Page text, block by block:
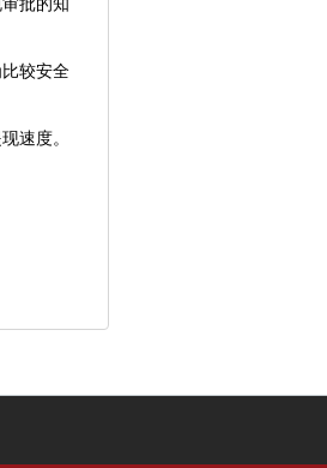
批的知
较安全
速度。